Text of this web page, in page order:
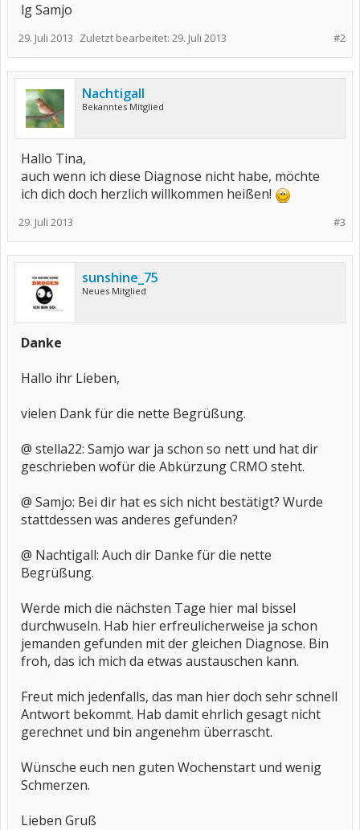
lg Samjo
#2
29. Juli 2013 Zuletzt bearbeitet: 29. Juli 2013
Nachtigall
Bekanntes Mitglied
Hallo Tina,
auch wenn ich diese Diagnose nicht habe, möchte
ich dich doch herzlich willkommen heißen!
#3
29. Juli 2013
sunshine_75
Neues Mitglied
Danke
Hallo ihr Lieben,
vielen Dank für die nette Begrüßung.
@ stella22: Samjo war ja schon so nett und hat dir
geschrieben wofür die Abkürzung CRMO steht.
@ Samjo: Bei dir hat es sich nicht bestätigt? Wurde
stattdessen was anderes gefunden?
@ Nachtigall: Auch dir Danke für die nette
Begrüßung.
Werde mich die nächsten Tage hier mal bissel
durchwuseln. Hab hier erfreulicherweise ja schon
jemanden gefunden mit der gleichen Diagnose. Bin
froh, das ich mich da etwas austauschen kann.
Freut mich jedenfalls, das man hier doch sehr schnell
Antwort bekommt. Hab damit ehrlich gesagt nicht
gerechnet und bin angenehm überrascht.
Wünsche euch nen guten Wochenstart und wenig
Schmerzen.
Lieben Gruß